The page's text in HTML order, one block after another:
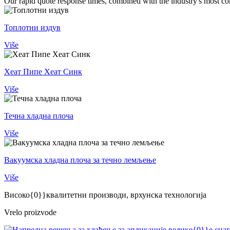
Топлотни издув
Više
Хеат Пипе Хеат Синк
Više
Течна хладна плоча
Više
Вакуумска хладна плоча за течно лемљење
Više
Високо{0}}квалитетни производи, врхунска технологија
Vrelo proizvode